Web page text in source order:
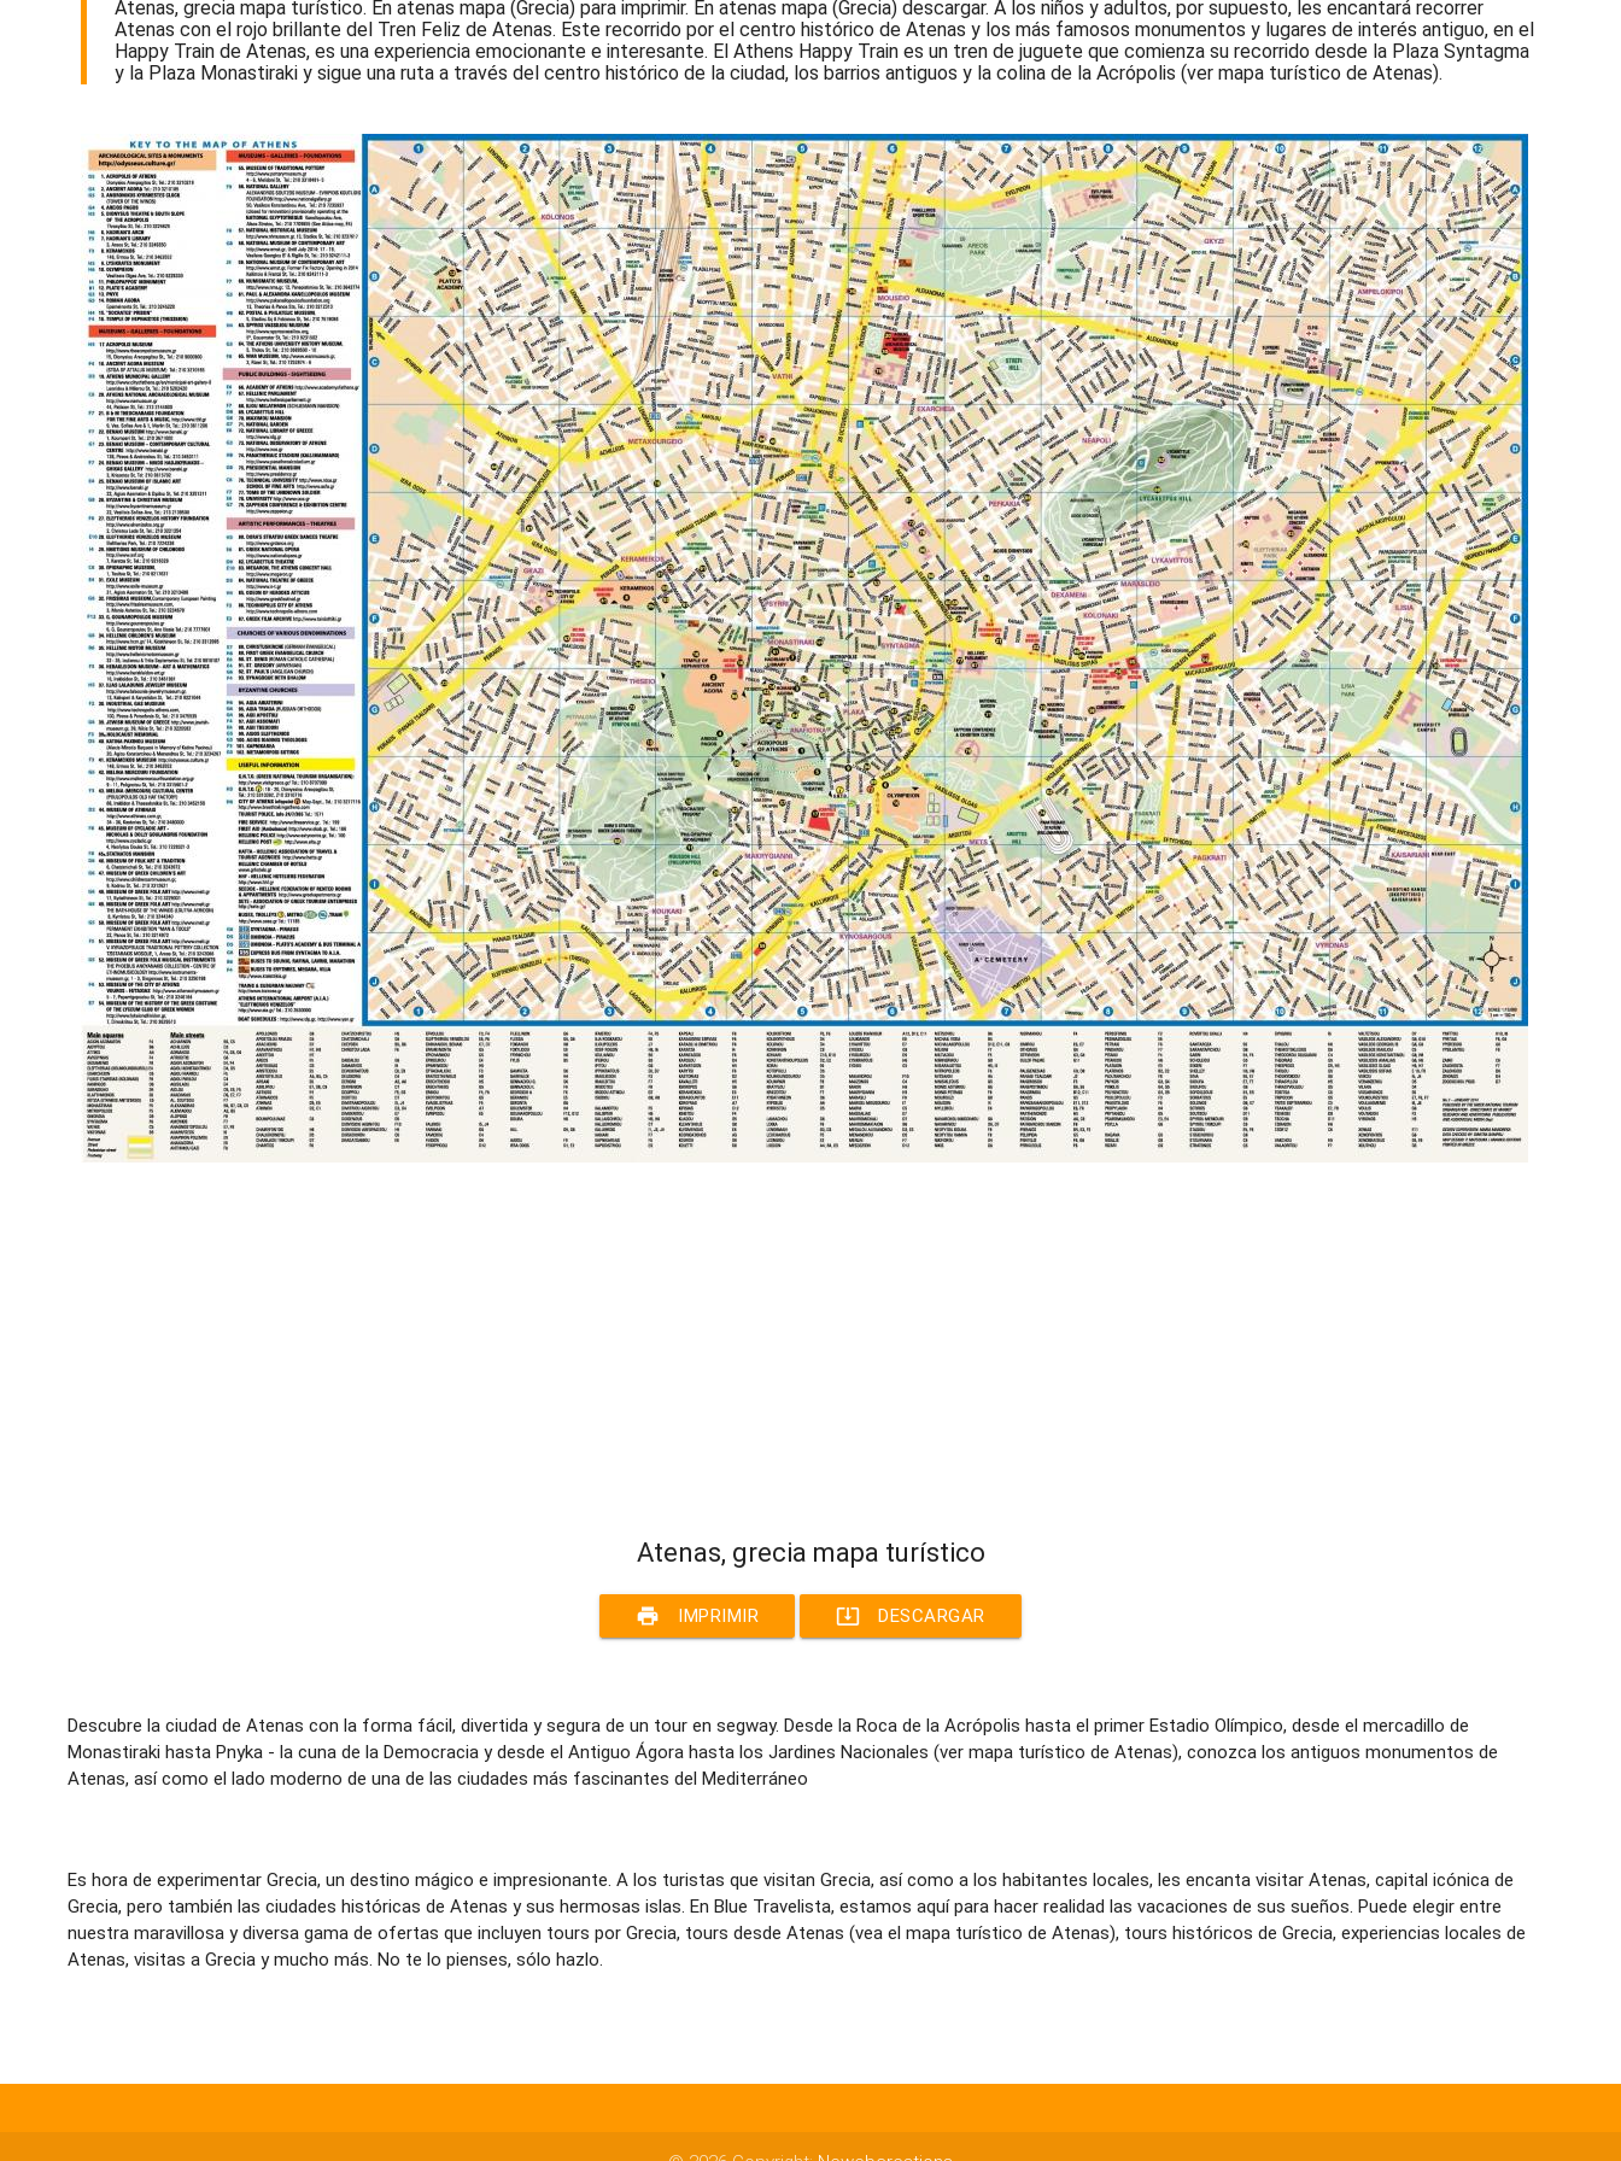
Atenas, grecia mapa turístico. En atenas mapa (Grecia) para imprimir. En atenas mapa (Grecia) descargar. A los niños y adultos, por supuesto, les encantará recorrer
Atenas con el rojo brillante del Tren Feliz de Atenas. Este recorrido por el centro histórico de Atenas y los más famosos monumentos y lugares de interés antiguo, en el
Happy Train de Atenas, es una experiencia emocionante e interesante. El Athens Happy Train es un tren de juguete que comienza su recorrido desde la Plaza Syntagma
y la Plaza Monastiraki y sigue una ruta a través del centro histórico de la ciudad, los barrios antiguos y la colina de la Acrópolis (ver mapa turístico de Atenas).
Atenas, grecia mapa turístico
print IMPRIMIR system_update_alt DESCARGAR
Descubre la ciudad de Atenas con la forma fácil, divertida y segura de un tour en segway. Desde la Roca de la Acrópolis hasta el primer Estadio Olímpico, desde el mercadillo de
Monastiraki hasta Pnyka - la cuna de la Democracia y desde el Antiguo Ágora hasta los Jardines Nacionales (ver mapa turístico de Atenas), conozca los antiguos monumentos de
Atenas, así como el lado moderno de una de las ciudades más fascinantes del Mediterráneo
Es hora de experimentar Grecia, un destino mágico e impresionante. A los turistas que visitan Grecia, así como a los habitantes locales, les encanta visitar Atenas, capital icónica de
Grecia, pero también las ciudades históricas de Atenas y sus hermosas islas. En Blue Travelista, estamos aquí para hacer realidad las vacaciones de sus sueños. Puede elegir entre
nuestra maravillosa y diversa gama de ofertas que incluyen tours por Grecia, tours desde Atenas (vea el mapa turístico de Atenas), tours históricos de Grecia, experiencias locales de
Atenas, visitas a Grecia y mucho más. No te lo pienses, sólo hazlo.